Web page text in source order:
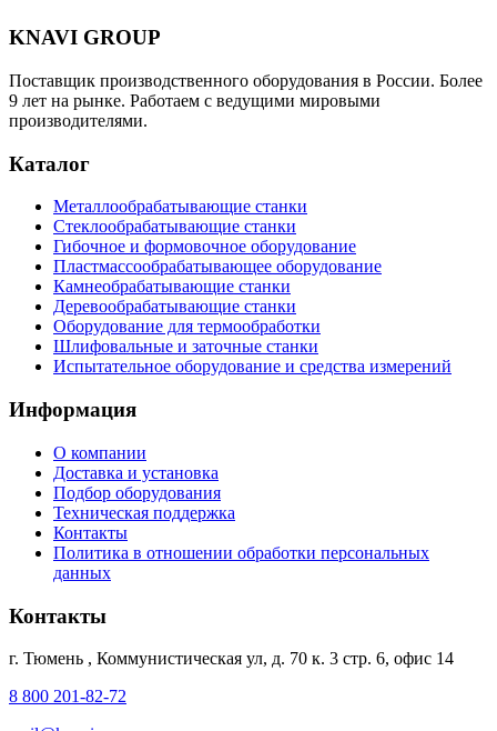
KNAVI GROUP
Поставщик производственного оборудования в России. Более
9 лет на рынке. Работаем с ведущими мировыми
производителями.
Каталог
Металлообрабатывающие станки
Стеклообрабатывающие станки
Гибочное и формовочное оборудование
Пластмассообрабатывающее оборудование
Камнеобрабатывающие станки
Деревообрабатывающие станки
Оборудование для термообработки
Шлифовальные и заточные станки
Испытательное оборудование и средства измерений
Информация
О компании
Доставка и установка
Подбор оборудования
Техническая поддержка
Контакты
Политика в отношении обработки персональных
данных
Контакты
г. Тюмень , Коммунистическая ул, д. 70 к. 3 стр. 6, офис 14
8 800 201-82-72